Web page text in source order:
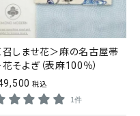
召しませ花＞麻の名古屋帯
花そよぎ（表麻100％）
税込
1件